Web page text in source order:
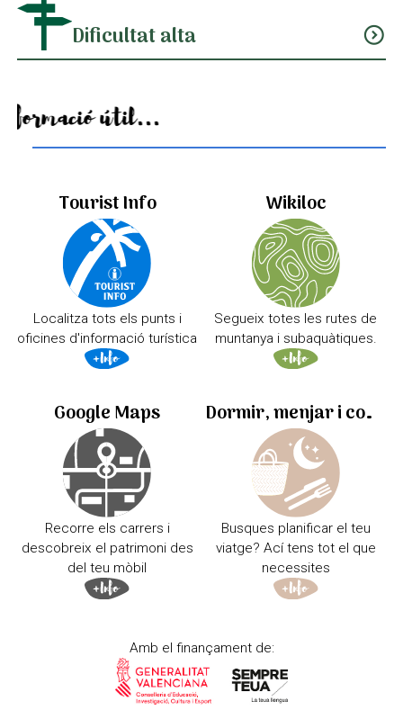
Dificultat alta expand_circle_down
Informació útil...
Tourist Info
Localitza tots els punts i
oficines d'informació turística
Wikiloc
Segueix totes les rutes de
muntanya i subaquàtiques.
Google Maps
Recorre els carrers i
descobreix el patrimoni des
del teu mòbil
Dormir, menjar i comprar
Busques planificar el teu
viatge? Ací tens tot el que
necessites
Amb el finançament de: